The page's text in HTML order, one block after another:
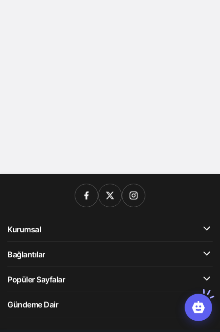
Kurumsal
Bağlantılar
Popüler Sayfalar
Gündeme Dair